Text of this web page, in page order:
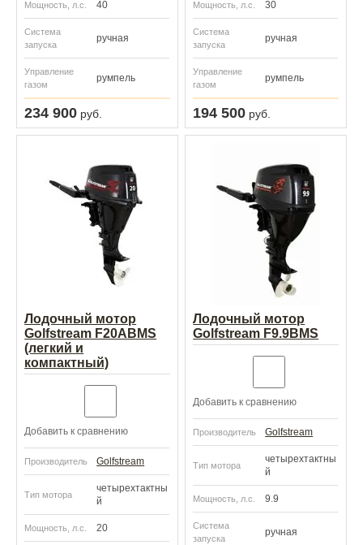
Мощность, л.с. 40
Система
запуска
ручная
Управление
газом
румпель
234 900 руб.
Мощность, л.с. 30
Система
запуска
ручная
Управление
газом
румпель
194 500 руб.
Лодочный мотор
Golfstream F20ABMS
(легкий и
компактный)
Добавить к сравнению
Производитель Golfstream
Тип мотора
четырехтактны
й
Мощность, л.с. 20
Лодочный мотор
Golfstream F9.9BMS
Добавить к сравнению
Производитель Golfstream
Тип мотора
четырехтактны
й
Мощность, л.с. 9.9
Система
запуска
ручная